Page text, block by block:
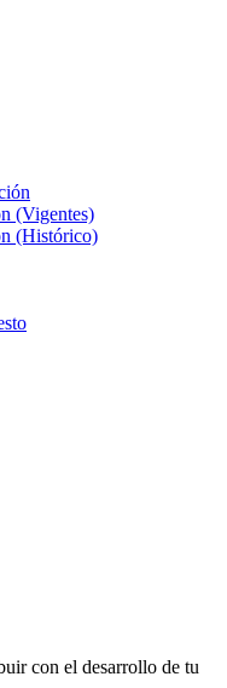
(Vigentes)
(Histórico)
con el desarrollo de tu